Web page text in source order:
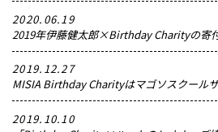
2020.06.19
2019年伊藤健太郎×Birthday Charityの寄
2019.12.27
MISIA Birthday Charityはマゴソスクール
2019.10.10